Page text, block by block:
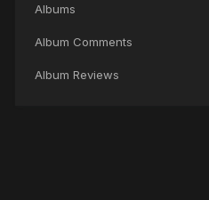
Albums
Album Comments
Album Reviews